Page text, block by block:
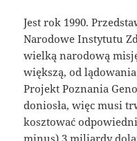
Jest rok 1990.
Narodowe Instytutu
wielką narodową
większą, od
Projekt Poznania
doniosła, więc musi
kosztować
minus) 3 miliardy